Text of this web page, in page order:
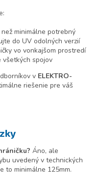
minimálne potrebný
do UV odolných verzií
vo vonkajšom prostredí
všetkých spojov
v ELEKTRO-
riešenie pre váš
Áno, ale
uvedený v technických
to minimálne 125mm.